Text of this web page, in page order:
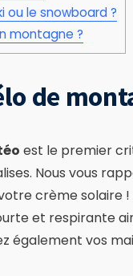
ou le snowboard ?
montagne ?
de
est le premier
Nous vous
crème solaire
et respirante
également vos